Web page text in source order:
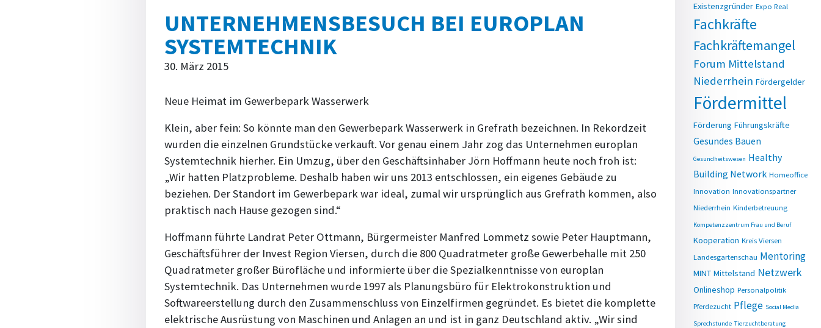
UNTERNEHMENSBESUCH BEI EUROPLAN
SYSTEMTECHNIK
30. März 2015
Neue Heimat im Gewerbepark Wasserwerk
Klein, aber fein: So könnte man den Gewerbepark Wasserwerk in Grefrath bezeichnen. In Rekordzeit
wurden die einzelnen Grundstücke verkauft. Vor genau einem Jahr zog das Unternehmen europlan
Systemtechnik hierher. Ein Umzug, über den Geschäftsinhaber Jörn Hoffmann heute noch froh ist:
„Wir hatten Platzprobleme. Deshalb haben wir uns 2013 entschlossen, ein eigenes Gebäude zu
beziehen. Der Standort im Gewerbepark war ideal, zumal wir ursprünglich aus Grefrath kommen, also
praktisch nach Hause gezogen sind.“
Hoffmann führte Landrat Peter Ottmann, Bürgermeister Manfred Lommetz sowie Peter Hauptmann,
Geschäftsführer der Invest Region Viersen, durch die 800 Quadratmeter große Gewerbehalle mit 250
Quadratmeter großer Bürofläche und informierte über die Spezialkenntnisse von europlan
Systemtechnik. Das Unternehmen wurde 1997 als Planungsbüro für Elektrokonstruktion und
Softwareerstellung durch den Zusammenschluss von Einzelfirmen gegründet. Es bietet die komplette
elektrische Ausrüstung von Maschinen und Anlagen an und ist in ganz Deutschland aktiv. „Wir sind
Existenzgründer Expo Real
Fachkräfte
Fachkräftemangel
Forum Mittelstand
Niederrhein Fördergelder
Fördermittel
Förderung Führungskräfte
Gesundes Bauen
Gesundheitswesen Healthy
Building Network Homeoffice
Innovation Innovationspartner
Niederrhein Kinderbetreuung
Kompetenzzentrum Frau und Beruf
Kooperation Kreis Viersen
Landesgartenschau Mentoring
MINT Mittelstand Netzwerk
Onlineshop Personalpolitik
Pferdezucht Pflege Social Media
Sprechstunde Tierzuchtberatung